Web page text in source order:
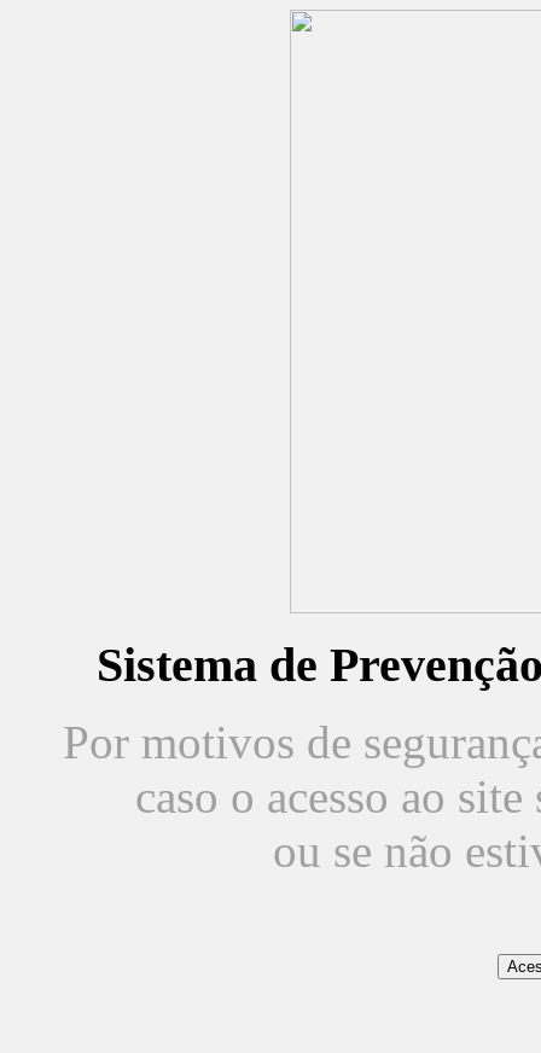
Sistema de
Por motivos de
caso o acesso ao
ou se não